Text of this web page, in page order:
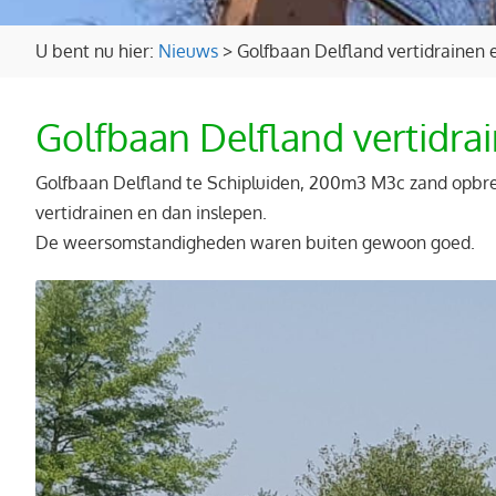
U bent nu hier: Nieuws > Golfbaan Delfland vertidrainen
Golfbaan Delfland
Golfbaan Delfland te Schipluiden, 200m3 M3c zand
vertidrainen en dan inslepen.
De weersomstandigheden waren buiten gewoon goed.